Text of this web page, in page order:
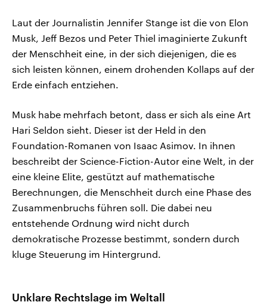
Laut der Journalistin Jennifer Stange ist die von Elon
Musk, Jeff Bezos und Peter Thiel imaginierte Zukunft
der Menschheit eine, in der sich diejenigen, die es
sich leisten können, einem drohenden Kollaps auf der
Erde einfach entziehen.
Musk habe mehrfach betont, dass er sich als eine Art
Hari Seldon sieht. Dieser ist der Held in den
Foundation-Romanen von Isaac Asimov. In ihnen
beschreibt der Science-Fiction-Autor eine Welt, in der
eine kleine Elite, gestützt auf mathematische
Berechnungen, die Menschheit durch eine Phase des
Zusammenbruchs führen soll. Die dabei neu
entstehende Ordnung wird nicht durch
demokratische Prozesse bestimmt, sondern durch
kluge Steuerung im Hintergrund.
Unklare Rechtslage im Weltall